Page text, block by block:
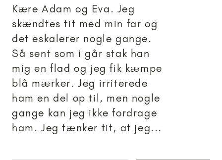
Kære Adam og Eva. Jeg
skændtes tit med min far og
det eskalerer nogle gange.
Så sent som i går stak han
mig en flad og jeg fik kæmpe
blå mærker. Jeg irriterede
ham en del op til, men nogle
gange kan jeg ikke fordrage
ham. Jeg tænker tit, at jeg...